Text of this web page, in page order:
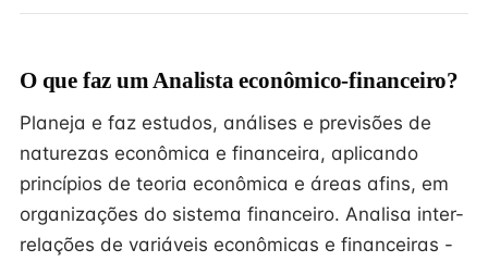
O que faz um Analista econômico-financeiro?
Planeja e faz estudos, análises e previsões de
naturezas econômica e financeira, aplicando
princípios de teoria econômica e áreas afins, em
organizações do sistema financeiro. Analisa inter-
relações de variáveis econômicas e financeiras -